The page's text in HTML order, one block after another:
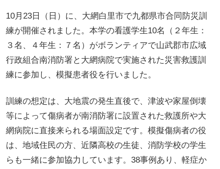
10月23日（日）に、大網白里市で九都県市合同防災訓
練が開催されました。本学の看護学生10名（２年生：
３名、４年生：７名）がボランティアで山武郡市広域
行政組合南消防署と大網病院で実施された災害救護訓
練に参加し、模擬患者役を行いました。
訓練の想定は、大地震の発生直後で、津波や家屋倒壊
等によって傷病者が南消防署に設置された救護所や大
網病院に直接来られる場面設定です。模擬傷病者の役
は、地域住民の方、近隣高校の生徒、消防学校の学生
らも一緒に参加協力しています。38事例あり、軽症か